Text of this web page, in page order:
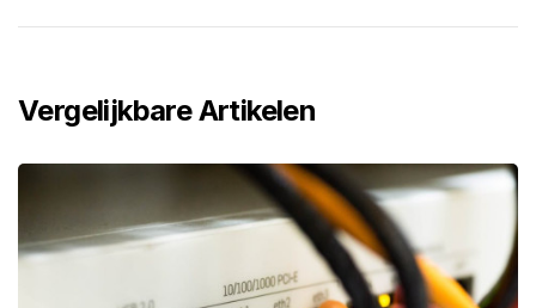
Vergelijkbare Artikelen